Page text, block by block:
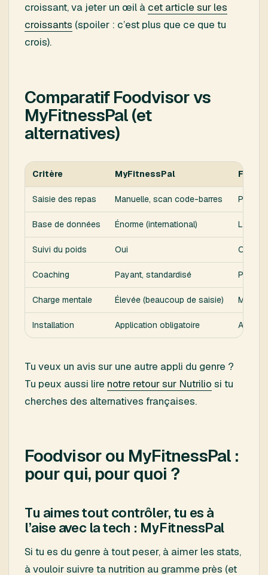
croissant, va jeter un œil à cet article sur les
croissants (spoiler : c’est plus que ce que tu
crois).
Comparatif Foodvisor vs
MyFitnessPal (et
alternatives)
Critère MyFitnessPal
Saisie des repas Manuelle, scan code-barres Photo
Base de données Énorme (international) Large
Suivi du poids Oui Oui
Coaching Payant, standardisé
Charge mentale Élevée (beaucoup de saisie)
Installation Application obligatoire
Tu veux un avis sur une autre appli du genre ?
Tu peux aussi lire notre retour sur Nutrilio si tu
cherches des alternatives françaises.
Foodvisor ou MyFitnessPal :
pour qui, pour quoi ?
Tu aimes tout contrôler, tu es à
l’aise avec la tech : MyFitnessPal
Si tu es du genre à tout peser, à aimer les stats,
à vouloir suivre ta nutrition au gramme près (et